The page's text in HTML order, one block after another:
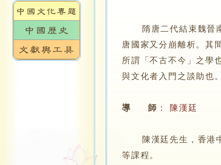
隋唐二代結束魏晉
唐國家又分崩離析。其
所謂「不古不今」之學
與文化者入門之談助也
導 師 ： 陳漢廷
陳漢廷先生，香港中
等課程。